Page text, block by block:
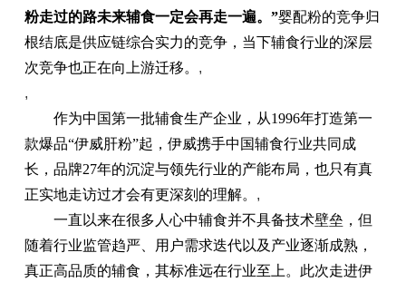
粉走过的路未来辅食一定会再走一遍。”婴配粉的竞争归
根结底是供应链综合实力的竞争，当下辅食行业的深层
次竞争也正在向上游迁移。 ,
,
作为中国第一批辅食生产企业，从1996年打造第一
款爆品“伊威肝粉”起，伊威携手中国辅食行业共同成
长，品牌27年的沉淀与领先行业的产能布局，也只有真
正实地走访过才会有更深刻的理解。 ,
一直以来在很多人心中辅食并不具备技术壁垒，但
随着行业监管趋严、用户需求迭代以及产业逐渐成熟，
真正高品质的辅食，其标准远在行业至上。此次走进伊